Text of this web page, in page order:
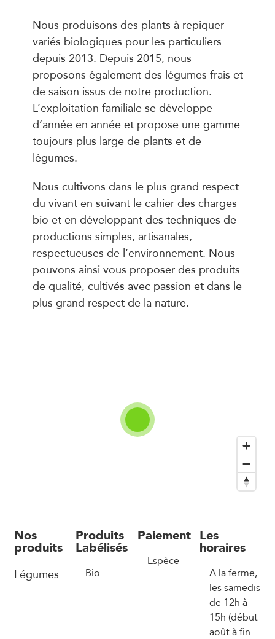
Nous produisons des plants à repiquer
variés biologiques pour les particuliers
depuis 2013. Depuis 2015, nous
proposons également des légumes frais et
de saison issus de notre production.
L’exploitation familiale se développe
d’année en année et propose une gamme
toujours plus large de plants et de
légumes.
Nous cultivons dans le plus grand respect
du vivant en suivant le cahier des charges
bio et en développant des techniques de
productions simples, artisanales,
respectueuses de l’environnement. Nous
pouvons ainsi vous proposer des produits
de qualité, cultivés avec passion et dans le
plus grand respect de la nature.
Nos
produits
Légumes
Produits
Labélisés
Bio
Paiement
Espèce
Les
horaires
A la ferme,
les samedis
de 12h à
15h (début
août à fin